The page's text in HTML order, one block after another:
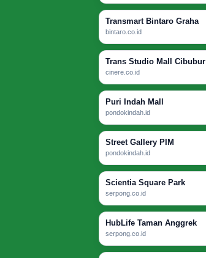
Transmart Bintaro Graha
bintaro.co.id
Trans Studio Mall Cibubur
cinere.co.id
Puri Indah Mall
pondokindah.id
Street Gallery PIM
pondokindah.id
Scientia Square Park
serpong.co.id
HubLife Taman Anggrek
serpong.co.id